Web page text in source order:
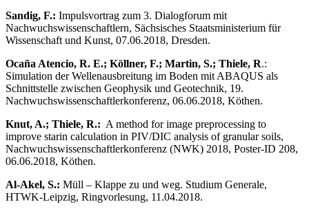
Sandig, F.: Impulsvortrag zum 3. Dialogforum mit
Nachwuchswissenschaftlern, Sächsisches Staatsministerium für
Wissenschaft und Kunst, 07.06.2018, Dresden.
Ocaña Atencio, R. E.; Köllner, F.; Martin, S.; Thiele, R.:
Simulation der Wellenausbreitung im Boden mit ABAQUS als
Schnittstelle zwischen Geophysik und Geotechnik, 19.
Nachwuchswissenschaftlerkonferenz, 06.06.2018, Köthen.
Knut, A.; Thiele, R.: A method for image preprocessing to
improve starin calculation in PIV/DIC analysis of granular soils,
Nachwuchswissenschaftlerkonferenz (NWK) 2018, Poster-ID 208,
06.06.2018, Köthen.
Al-Akel, S.: Müll – Klappe zu und weg. Studium Generale,
HTWK-Leipzig, Ringvorlesung, 11.04.2018.